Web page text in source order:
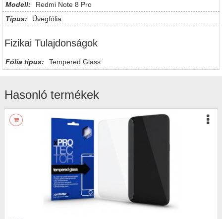
Modell:
Redmi Note 8 Pro
Típus:
Üvegfólia
Fizikai Tulajdonságok
Fólia típus: Tempered Glass
Hasonló termékek